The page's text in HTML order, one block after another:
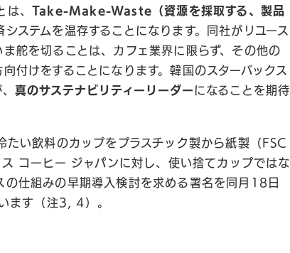
は、Take-Make-Waste（資源を採取する、製品
ステムを温存することになります。同社がリユース
ま舵を切ることは、カフェ業界に限らず、その他の
付けをすることになります。韓国のスターバックス
真のサステナビリティーリーダーになることを期待
い飲料のカップをプラスチック製から紙製（FSC
コーヒー ジャパンに対し、使い捨てカップではな
の仕組みの早期導入検討を求める署名を同月18日
ます（注3, 4）。